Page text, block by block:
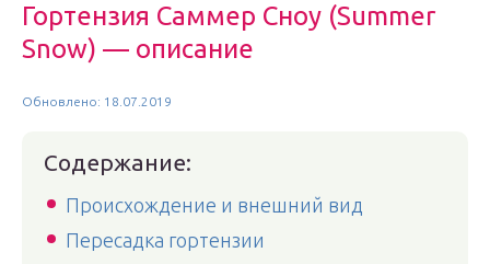
Гортензия Саммер Сноу (Summer
Snow) — описание
Обновлено: 18.07.2019
Содержание:
Происхождение и внешний вид
Пересадка гортензии